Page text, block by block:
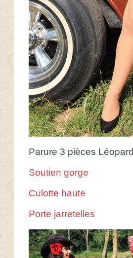
Parure 3 pièces Léopard
Soutien gorge
Culotte haute
Porte jarretelles